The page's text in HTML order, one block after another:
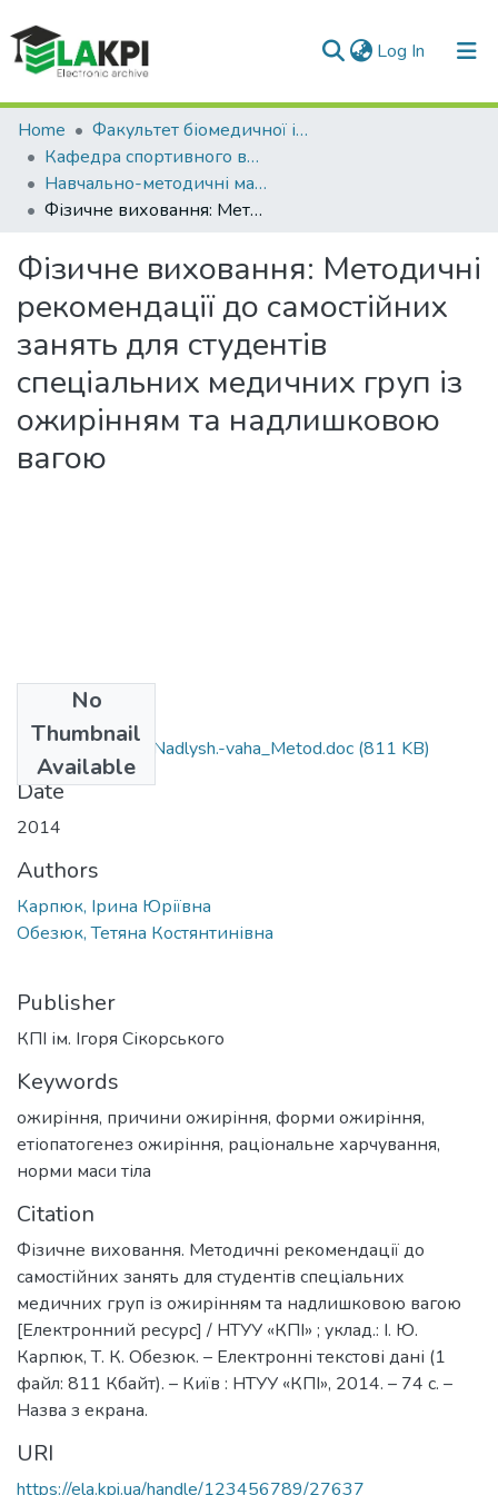
Log In (current)
Communities & Collections
All of DSpace
Statistics
Home
Факультет біомедичної інженерії (ФБМІ)
Кафедра спортивного вдосконалення (СВ)
Навчально-методичні матеріали (СВ)
Фізичне виховання: Методичні рекомендації до самостійних занять для студентів спеціальних медичних груп із ожирінням та надлишковою вагою
Фізичне виховання: Методичні
рекомендації до самостійних
занять для студентів
спеціальних медичних груп із
ожирінням та надлишковою
вагою
No
Thumbnail
Available
Karpiuk_Obeziuk_Nadlysh.-vaha_Metod.doc (811 KB)
Date
2014
Authors
Карпюк, Ірина Юріївна
Обезюк, Тетяна Костянтинівна
Publisher
КПІ ім. Ігоря Сікорського
Keywords
ожиріння, причини ожиріння, форми ожиріння,
етіопатогенез ожиріння, раціональне харчування,
норми маси тіла
Citation
Фізичне виховання. Методичні рекомендації до
самостійних занять для студентів спеціальних
медичних груп із ожирінням та надлишковою вагою
[Електронний ресурс] / НТУУ «КПІ» ; уклад.: І. Ю.
Карпюк, Т. К. Обезюк. – Електронні текстові дані (1
файл: 811 Кбайт). – Київ : НТУУ «КПІ», 2014. – 74 с. –
Назва з екрана.
URI
https://ela.kpi.ua/handle/123456789/27637